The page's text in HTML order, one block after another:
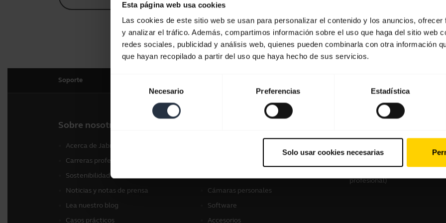
Esta página web usa cookies
Las cookies de este sitio web se usan para personalizar el contenido y los anuncios,
y analizar el tráfico. Además, compartimos información sobre el uso que haga del sitio web
redes sociales, publicidad y análisis web, quienes pueden combinarla con otra información
que hayan recopilado a partir del uso que haya hecho de sus servicios.
consentimiento
Necesario Preferencias Estadística
Solo usar cookies necesarias
Software y aplicaciones
Soporte
Sobre nosotros
Acerca de Jabra
Carreras profesionales
Sostenibilidad
Noticias y notas de prensa
Lea nuestro blog
Casos prácticos
Cámaras personales
Software
Accesorios
profesional)